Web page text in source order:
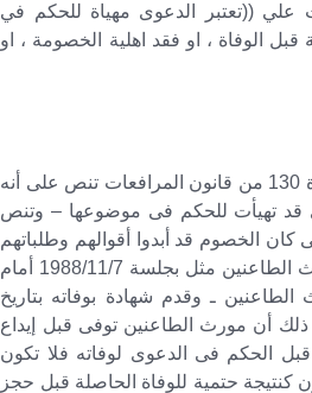
الامر حيث نصت علي ((تعتبر الدعوى مهياة للحكم في
الوفاة ، او فقد اهلية الخصومة ، او
(( إذ كانت الفقرة الأولى من المادة 130 من قانون المرافعات تنص على أنه
أحد الخصوم 000 إلا إذا كانت الدعوى قد تهيأت للحكم فى موضوعها – وتنص
كان الخصوم قد أبدوا أقوالهم وطلباتهم
الختامية فى جلسة المرافعة قبل الوفاة- وكان الثابت بالأوراق أن الحاضر عن مورث الطاعنين مثل بجلسة 1988/11/7 أمام
ـ وقدم شهادة بوفاته بتاريخ
للحكم لجلسة 1989/1/5 وكان يبين من ذلك أن مورث الطاعنين توفى قبل إيداع
وأقواله الختامية قبل الحكم فى الدعوى لوفاته فلا تكون
حتمية للوفاة الحاصلة قبل حجز